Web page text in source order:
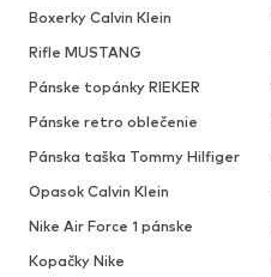
Boxerky Calvin Klein
Rifle MUSTANG
Pánske topánky RIEKER
Pánske retro oblečenie
Pánska taška Tommy Hilfiger
Opasok Calvin Klein
Nike Air Force 1 pánske
Kopačky Nike